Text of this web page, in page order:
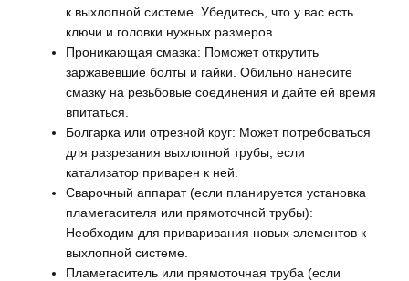
к выхлопной системе. Убедитесь, что у вас есть
ключи и головки нужных размеров.
Проникающая смазка: Поможет открутить
заржавевшие болты и гайки. Обильно нанесите
смазку на резьбовые соединения и дайте ей время
впитаться.
Болгарка или отрезной круг: Может потребоваться
для разрезания выхлопной трубы, если
катализатор приварен к ней.
Сварочный аппарат (если планируется установка
пламегасителя или прямоточной трубы):
Необходим для приваривания новых элементов к
выхлопной системе.
Пламегаситель или прямоточная труба (если